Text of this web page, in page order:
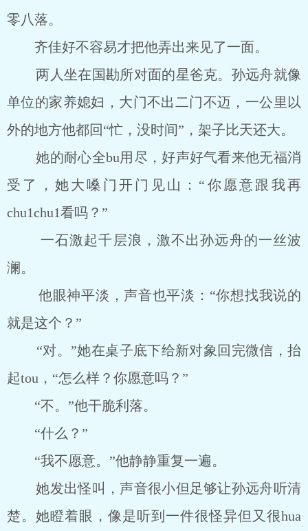
零八落。
齐佳好不容易才把他弄出来见了一面。
两人坐在国勘所对面的星爸克。孙远舟就像
单位的家养媳妇，大门不出二门不迈，一公里以
外的地方他都回“忙，没时间”，架子比天还大。
她的耐心全bu用尽，好声好气看来他无福消
受了，她大嗓门开门见山：“你愿意跟我再
chu1chu1看吗？”
一石激起千层浪，激不出孙远舟的一丝波
澜。
他眼神平淡，声音也平淡：“你想找我说的
就是这个？”
“对。”她在桌子底下给新对象回完微信，抬
起tou，“怎么样？你愿意吗？”
“不。”他干脆利落。
“什么？”
“我不愿意。”他静静重复一遍。
她发出怪叫，声音很小但足够让孙远舟听清
楚。她瞪着眼，像是听到一件很怪异但又很hua